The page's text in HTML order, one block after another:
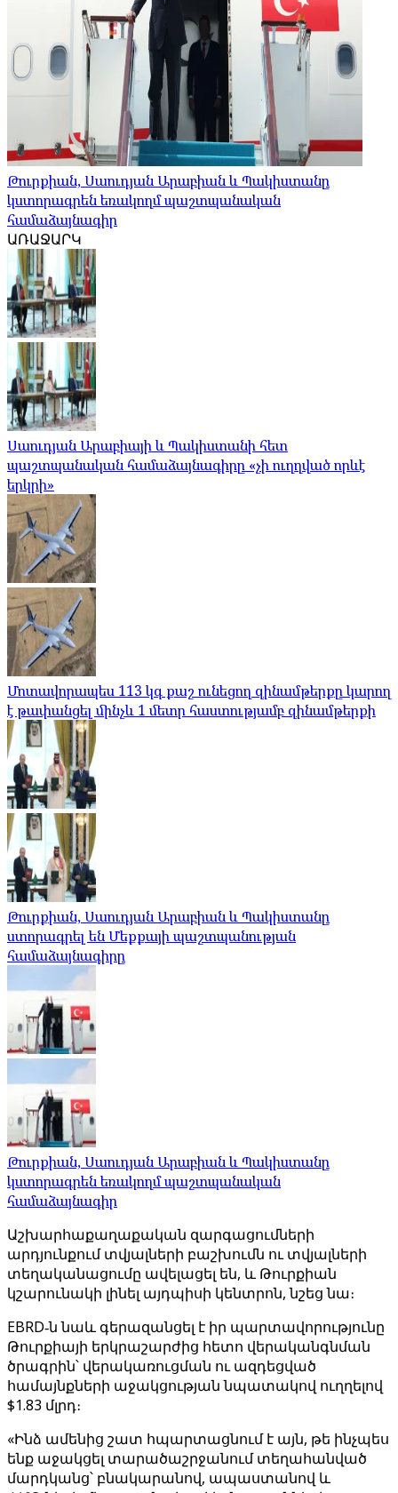
Թուրքիան, Սաուդյան Արաբիան և Պակիստանը
կստորագրեն եռակողմ պաշտպանական
համաձայնագիր
ԱՌԱՋԱՐԿ
Սաուդյան Արաբիայի և Պակիստանի հետ
պաշտպանական համաձայնագիրը «չի ուղղված որևէ
երկրի»
Մոտավորապես 113 կգ քաշ ունեցող զինամթերքը կարող
է թափանցել մինչև 1 մետր հաստությամբ զինամթերքի
Թուրքիան, Սաուդյան Արաբիան և Պակիստանը
ստորագրել են Մեքքայի պաշտպանության
համաձայնագիրը
Թուրքիան, Սաուդյան Արաբիան և Պակիստանը
կստորագրեն եռակողմ պաշտպանական
համաձայնագիր
Աշխարհաքաղաքական զարգացումների
արդյունքում տվյալների բաշխումն ու տվյալների
տեղականացումը ավելացել են, և Թուրքիան
կշարունակի լինել այդպիսի կենտրոն, նշեց նա։
EBRD‑ն նաև գերազանցել է իր պարտավորությունը
Թուրքիայի երկրաշարժից հետո վերականգնման
ծրագրին՝ վերակառուցման ու ազդեցված
համայնքների աջակցության նպատակով ուղղելով
$1.83 մլրդ։
«Ինձ ամենից շատ հպարտացնում է այն, թե ինչպես
ենք աջակցել տարածաշրջանում տեղահանված
մարդկանց՝ բնակարանով, ապաստանով և